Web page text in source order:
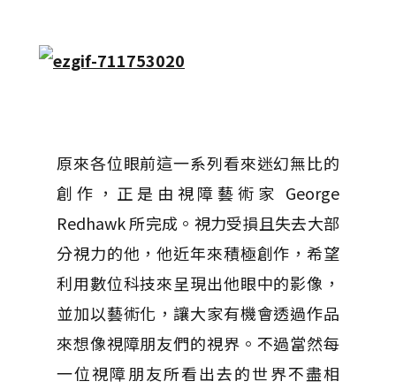
原來各位眼前這一系列看來迷幻無比的
創作，正是由視障藝術家 George
Redhawk 所完成。視力受損且失去大部
分視力的他，他近年來積極創作，希望
利用數位科技來呈現出他眼中的影像，
並加以藝術化，讓大家有機會透過作品
來想像視障朋友們的視界。不過當然每
一位視障朋友所看出去的世界不盡相